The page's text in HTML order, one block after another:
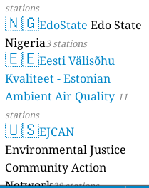
stations
🇳🇬EdoState Edo State
Nigeria3 stations
🇪🇪Eesti Välisõhu
Kvaliteet - Estonian
Ambient Air Quality 11
stations
🇺🇸EJCAN
Environmental Justice
Community Action